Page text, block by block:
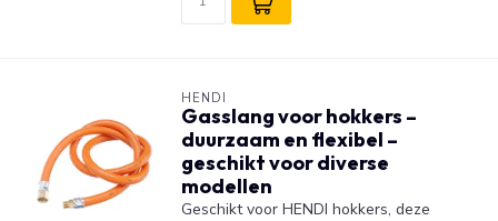
HENDI
Gasslang voor hokkers –
duurzaam en flexibel –
geschikt voor diverse
modellen
Geschikt voor HENDI hokkers, deze